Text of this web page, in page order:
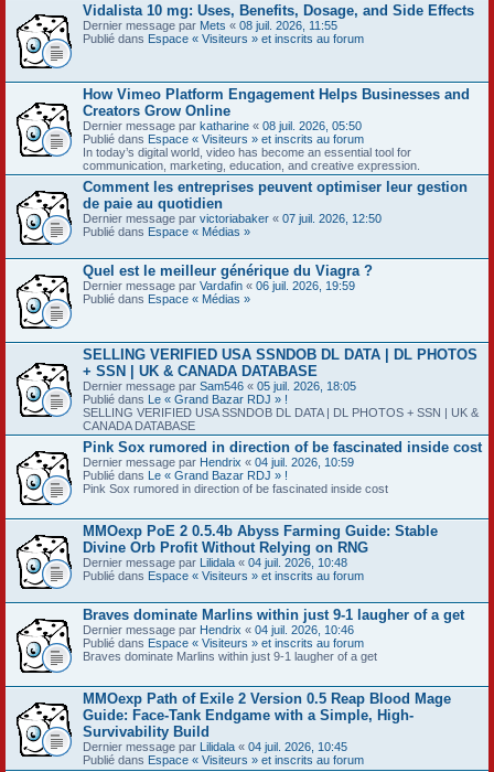
Vidalista 10 mg: Uses, Benefits, Dosage, and Side Effects
Dernier message par Mets « 08 juil. 2026, 11:55
Publié dans Espace « Visiteurs » et inscrits au forum
How Vimeo Platform Engagement Helps Businesses and
Creators Grow Online
Dernier message par katharine « 08 juil. 2026, 05:50
Publié dans Espace « Visiteurs » et inscrits au forum
In today’s digital world, video has become an essential tool for
communication, marketing, education, and creative expression.
Comment les entreprises peuvent optimiser leur gestion
de paie au quotidien
Dernier message par victoriabaker « 07 juil. 2026, 12:50
Publié dans Espace « Médias »
Quel est le meilleur générique du Viagra ?
Dernier message par Vardafin « 06 juil. 2026, 19:59
Publié dans Espace « Médias »
SELLING VERIFIED USA SSNDOB DL DATA | DL PHOTOS
+ SSN | UK & CANADA DATABASE
Dernier message par Sam546 « 05 juil. 2026, 18:05
Publié dans Le « Grand Bazar RDJ » !
SELLING VERIFIED USA SSNDOB DL DATA | DL PHOTOS + SSN | UK &
CANADA DATABASE
Pink Sox rumored in direction of be fascinated inside cost
Dernier message par Hendrix « 04 juil. 2026, 10:59
Publié dans Le « Grand Bazar RDJ » !
Pink Sox rumored in direction of be fascinated inside cost
MMOexp PoE 2 0.5.4b Abyss Farming Guide: Stable
Divine Orb Profit Without Relying on RNG
Dernier message par Lilidala « 04 juil. 2026, 10:48
Publié dans Espace « Visiteurs » et inscrits au forum
Braves dominate Marlins within just 9-1 laugher of a get
Dernier message par Hendrix « 04 juil. 2026, 10:46
Publié dans Espace « Visiteurs » et inscrits au forum
Braves dominate Marlins within just 9-1 laugher of a get
MMOexp Path of Exile 2 Version 0.5 Reap Blood Mage
Guide: Face-Tank Endgame with a Simple, High-
Survivability Build
Dernier message par Lilidala « 04 juil. 2026, 10:45
Publié dans Espace « Visiteurs » et inscrits au forum